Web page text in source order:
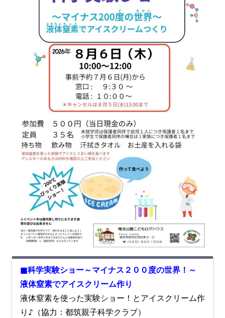
■科学実験ショー～マイナス２００度の世界！～
液体窒素でアイスクリーム作り
液体窒素を使った実験ショー！とアイスクリーム作
り♪（協力：都筑親子科学クラブ）